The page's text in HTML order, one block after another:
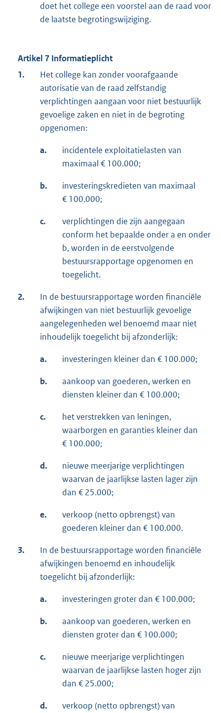
doet het college een voorstel aan de raad voor
de laatste begrotingswijziging.
Artikel 7 Informatieplicht
1.
Het college kan zonder voorafgaande
autorisatie van de raad zelfstandig
verplichtingen aangaan voor niet bestuurlijk
gevoelige zaken en niet in de begroting
opgenomen:
a.
incidentele exploitatielasten van
maximaal € 100.000;
b.
investeringskredieten van maximaal
€ 100.000;
c.
verplichtingen die zijn aangegaan
conform het bepaalde onder a en onder
b, worden in de eerstvolgende
bestuursrapportage opgenomen en
toegelicht.
2.
In de bestuursrapportage worden financiële
afwijkingen van niet bestuurlijk gevoelige
aangelegenheden wel benoemd maar niet
inhoudelijk toegelicht bij afzonderlijk:
a. investeringen kleiner dan € 100.000;
b.
aankoop van goederen, werken en
diensten kleiner dan € 100.000;
c.
het verstrekken van leningen,
waarborgen en garanties kleiner dan
€ 100.000;
d.
nieuwe meerjarige verplichtingen
waarvan de jaarlijkse lasten lager zijn
dan € 25.000;
e.
verkoop (netto opbrengst) van
goederen kleiner dan € 100.000.
3.
In de bestuursrapportage worden financiële
afwijkingen benoemd en inhoudelijk
toegelicht bij afzonderlijk:
a. investeringen groter dan € 100.000;
b.
aankoop van goederen, werken en
diensten groter dan € 100.000;
c.
nieuwe meerjarige verplichtingen
waarvan de jaarlijkse lasten hoger zijn
dan € 25.000;
d.
verkoop (netto opbrengst) van